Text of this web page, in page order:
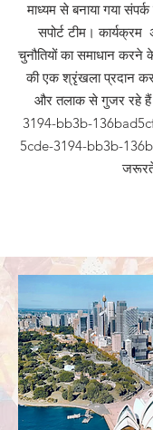
माध्यम से बनाया गया
सपोर्ट टीम।
चुनौतियों का समाधान करने
की एक श्रृंखला प्रदान
और तलाक से गुजर रहे
3194-bb3b-
5cde-3194-bb3b-